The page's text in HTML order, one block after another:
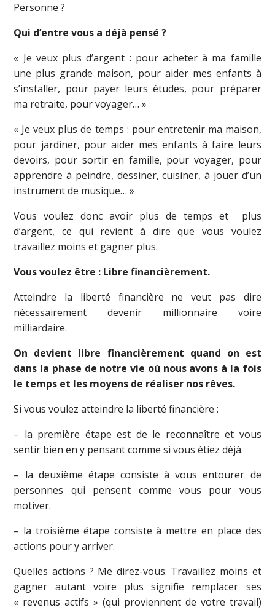
Personne ?
Qui d’entre vous a déjà pensé ?
« Je veux plus d’argent : pour acheter à ma famille
une plus grande maison, pour aider mes enfants à
s’installer, pour payer leurs études, pour préparer
ma retraite, pour voyager… »
« Je veux plus de temps : pour entretenir ma maison,
pour jardiner, pour aider mes enfants à faire leurs
devoirs, pour sortir en famille, pour voyager, pour
apprendre à peindre, dessiner, cuisiner, à jouer d’un
instrument de musique… »
Vous voulez donc avoir plus de temps et plus
d’argent, ce qui revient à dire que vous voulez
travaillez moins et gagner plus.
Vous voulez être : Libre financièrement.
Atteindre la liberté financière ne veut pas dire
nécessairement devenir millionnaire voire
milliardaire.
On devient libre financièrement quand on est
dans la phase de notre vie où nous avons à la fois
le temps et les moyens de réaliser nos rêves.
Si vous voulez atteindre la liberté financière :
– la première étape est de le reconnaître et vous
sentir bien en y pensant comme si vous étiez déjà.
– la deuxième étape consiste à vous entourer de
personnes qui pensent comme vous pour vous
motiver.
– la troisième étape consiste à mettre en place des
actions pour y arriver.
Quelles actions ? Me direz-vous. Travaillez moins et
gagner autant voire plus signifie remplacer ses
« revenus actifs » (qui proviennent de votre travail)